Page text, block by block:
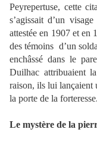
Peyrepertuse, cette
s’agissait d’un
attestée en 1907 et en
des témoins d’un
enchâssé dans le
Duilhac attribuaient
raison, ils lui lançaient
la porte de la forteresse.
Le mystère de la